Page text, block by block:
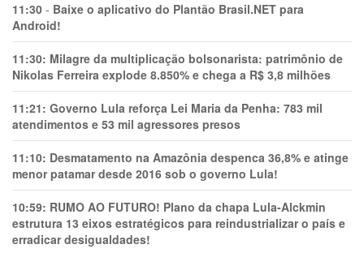
11:30 - Baixe o aplicativo do Plantão Brasil.NET para
Android!
11:30: Milagre da multiplicação bolsonarista: patrimônio de
Nikolas Ferreira explode 8.850% e chega a R$ 3,8 milhões
11:21: Governo Lula reforça Lei Maria da Penha: 783 mil
atendimentos e 53 mil agressores presos
11:10: Desmatamento na Amazônia despenca 36,8% e atinge
menor patamar desde 2016 sob o governo Lula!
10:59: RUMO AO FUTURO! Plano da chapa Lula-Alckmin
estrutura 13 eixos estratégicos para reindustrializar o país e
erradicar desigualdades!